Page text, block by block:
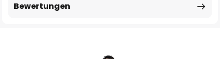
Bewertungen